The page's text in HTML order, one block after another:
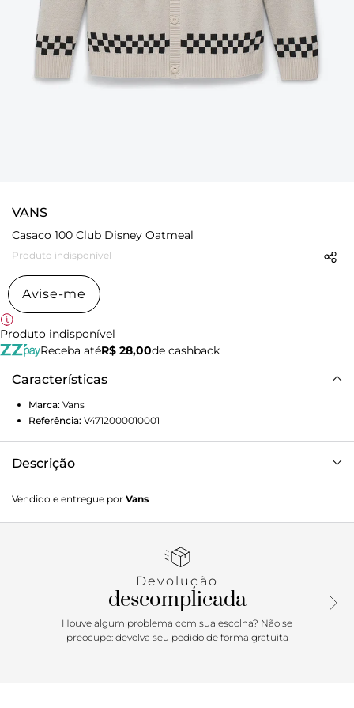
VANS
Casaco 100 Club Disney Oatmeal
Produto indisponível
Avise-me
Produto indisponível
Receba atéR$ 28,00de cashback
Características
Marca: Vans
Referência: V4712000010001
Descrição
De uma geração para outra, as histórias da Disney inspiram
criadores, influenciam a cultura pop e continuam criando
celebrar um século de histórias com os personagens
público em todo o mundo, com uma coleção feita
especialmente para toda a família. Entrando no mundo da
Disney com a essência “Off The Wall”, o Casaco 100 Club
Disney Oatmeal homenageia os personagens mais antigos
Vendido e entregue por Vans
Devolução
descomplicada
Houve algum problema com sua escolha? Não se
preocupe: devolva seu pedido de forma gratuita